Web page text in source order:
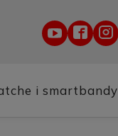
i smartbandy